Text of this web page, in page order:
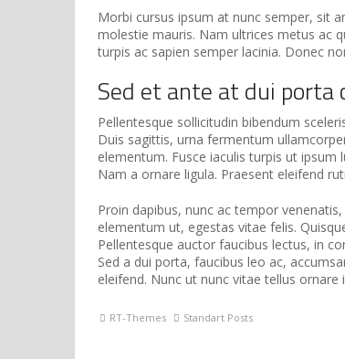
Morbi cursus ipsum at nunc semper, sit
molestie mauris. Nam ultrices metus ac
turpis ac sapien semper lacinia. Donec
Sed et ante at dui porta
Pellentesque sollicitudin bibendum
Duis sagittis, urna fermentum
elementum. Fusce iaculis turpis ut
Nam a ornare ligula. Praesent eleifend
Proin dapibus, nunc ac tempor
elementum ut, egestas vitae felis.
Pellentesque auctor faucibus lectus, in
Sed a dui porta, faucibus leo ac,
eleifend. Nunc ut nunc vitae tellus ornare
RT-Themes Standart Posts